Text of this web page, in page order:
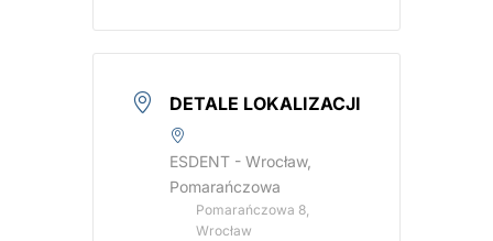
DETALE LOKALIZACJI
ESDENT - Wrocław,
Pomarańczowa
Pomarańczowa 8,
Wrocław